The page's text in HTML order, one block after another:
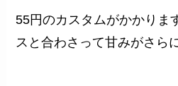
55円のカスタムがかかりま
スと合わさって甘みがさら